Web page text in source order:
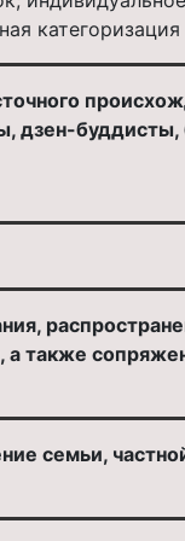
буддисты,
а также
семьи,